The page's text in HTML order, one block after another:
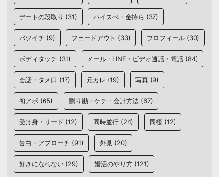
デートの段取り (31) ハイスぺ・金持ち (37)
バツイチ (9) フェードアウト (33) プロフィール (30)
ボディタッチ (31) メール・LINE・ビデオ通話・電話 (84)
会話・タメ口 (17) 元カレ (19) 写真 (9)
初アポ (65) 割り勘・ケチ・会計方法 (67)
受け身・リード (12) 同時並行 (24) 同棲 (12)
告白・アプローチ (91) 外見 (20)
好きになれない (29) 婚活のやり方 (121)